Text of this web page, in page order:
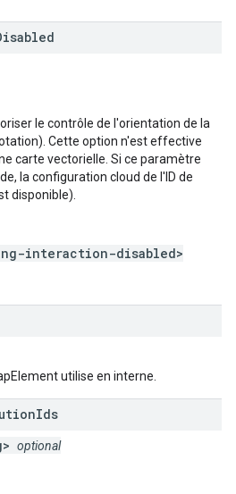
le contrôle de l'orientation de la
Cette option n'est effective
carte vectorielle. Si ce paramètre
la configuration cloud de l'ID de
disponible).
interaction-disabled>
utilise en interne.
Ids
optional